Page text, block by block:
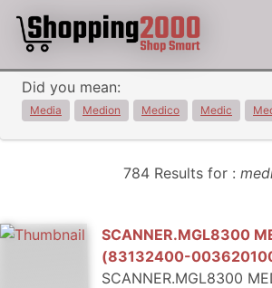
Did you mean:
Media Medion Medico Medic
784 Results for :
SCANNER.MGL8300
(83132400-
SCANNER.MGL8300